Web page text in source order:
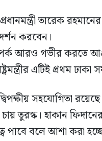
তারেক
করবেন।
আরও গভীর করতে
এটিই প্রথম ঢাকা
সহযোগিতা
তুরস্ক। হাকান
পাবে বলে আশা করা